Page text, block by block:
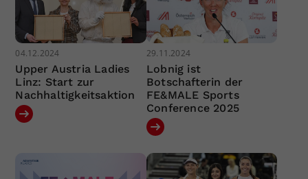
04.12.2024
Upper Austria Ladies
Linz: Start zur
Nachhaltigkeitsaktion
29.11.2024
Lobnig ist
Botschafterin der
FE&MALE Sports
Conference 2025